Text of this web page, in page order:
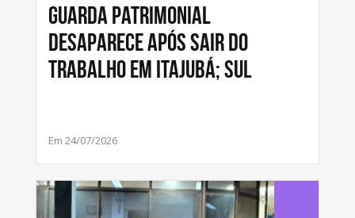
Guarda patrimonial
desaparece após sair do
trabalho em Itajubá; Sul
Em 24/07/2026